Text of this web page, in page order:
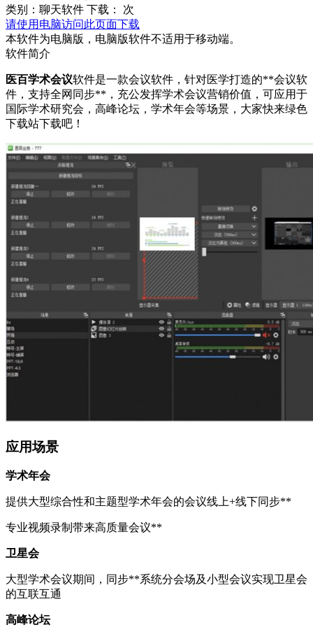
类别：聊天软件 下载：
次
请使用电脑访问此页面下载
本软件为电脑版，电脑版软件不适用于移动端。
软件简介
医百学术会议软件是一款会议软件，针对医学打造的**会议软
件，支持全网同步**，充公发挥学术会议营销价值，可应用于
国际学术研究会，高峰论坛，学术年会等场景，大家快来绿色
下载站下载吧！
应用场景
学术年会
提供大型综合性和主题型学术年会的会议线上+线下同步**
专业视频录制带来高质量会议**
卫星会
大型学术会议期间，同步**系统分会场及小型会议实现卫星会
的互联互通
高峰论坛